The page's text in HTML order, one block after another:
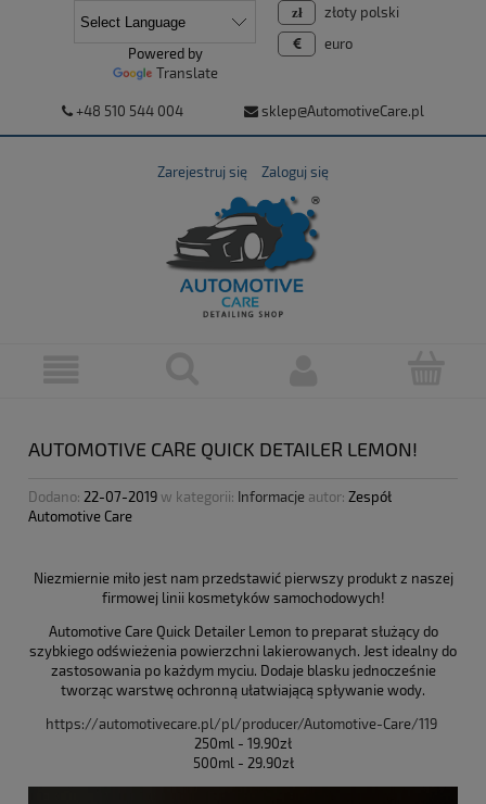
+48 510 544 004 sklep@AutomotiveCare.pl
Zarejestruj się Zaloguj się
złoty polski
euro
Powered by
Translate
AUTOMOTIVE CARE QUICK DETAILER LEMON!
Dodano: 22-07-2019w kategorii: Informacje autor: Zespół
Automotive Care
Niezmiernie miło jest nam przedstawić pierwszy produkt z naszej
firmowej linii kosmetyków samochodowych!
Automotive Care Quick Detailer Lemon to preparat służący do
szybkiego odświeżenia powierzchni lakierowanych. Jest idealny do
zastosowania po każdym myciu. Dodaje blasku jednocześnie
tworząc warstwę ochronną ułatwiającą spływanie wody.
https://automotivecare.pl/pl/producer/Automotive-Care/119
250ml - 19.90zł
500ml - 29.90zł